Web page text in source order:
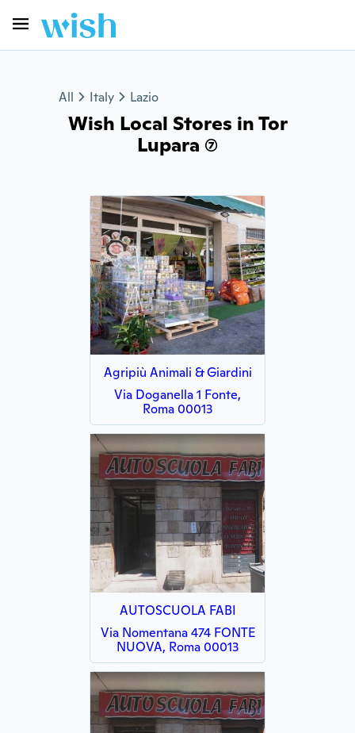
All Italy Lazio
Wish Local Stores in Tor
Lupara (7)
Agripiù Animali & Giardini
Via Doganella 1 Fonte,
Roma 00013
AUTOSCUOLA FABI
Via Nomentana 474 FONTE
NUOVA, Roma 00013